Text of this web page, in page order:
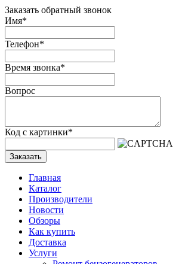
Заказать обратный звонок
Имя*
Телефон*
Время звонка*
Вопрос
Код с картинки*
Заказать
Главная
Каталог
Производители
Новости
Обзоры
Как купить
Доставка
Услуги